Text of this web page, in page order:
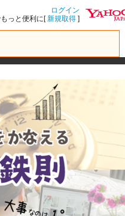
ログイン
もっと便利に[新規取得 ]